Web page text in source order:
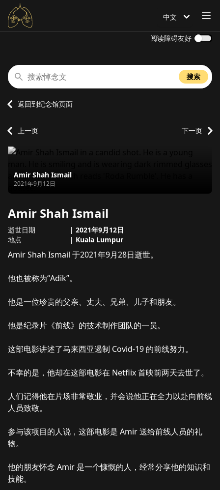
语言设置为
中文 打
阅读障碍友好
搜索悼念文
搜索
返回到纪念馆页面
上一页 下一页
Amir Shah Ismail
逝世日期
2021年9月12日
Amir Shah Ismail
逝世日期 | 2021年9月12日
地点
| Kuala Lumpur
关于Amir Shah Ismail
Amir Shah Ismail 于2021年9月28日逝世。
他也被称为“Adik”。
他是一位珍贵的父亲、丈夫、兄弟、儿子和朋友。
他是纪录片《前线》的技术制作团队的一员。
这部电影讲述了马来西亚遏制 Covid-19 的前线努力。
不幸的是，他却在这部电影在 Netflix 首映前两天去世了。
人们记得他在片场非常敬业，并会说他正在全力以赴向前线
人员致敬。
参与该项目的人说，这部电影是 Amir 送给前线人员的礼
物。
他的朋友怀念 Amir 是一个慷慨的人，经常分享他的知识和
技能。